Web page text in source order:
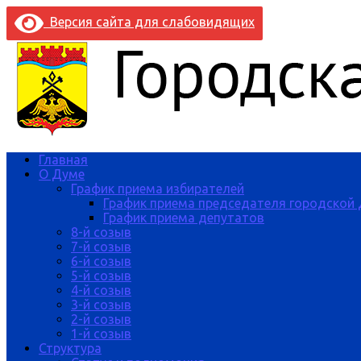
Версия сайта для слабовидящих
Главная
О Думе
График приема избирателей
График приема председателя
График приема депутатов
8-й созыв
7-й созыв
6-й созыв
5-й созыв
4-й созыв
3-й созыв
2-й созыв
1-й созыв
Структура